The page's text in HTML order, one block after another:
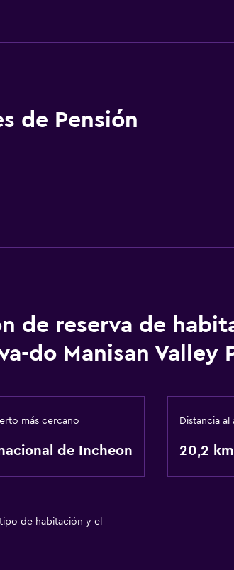
de Pensión
de reserva de
do Manisan Valley
más cercano
de Incheon
Distancia
20,2 km
de habitación y el